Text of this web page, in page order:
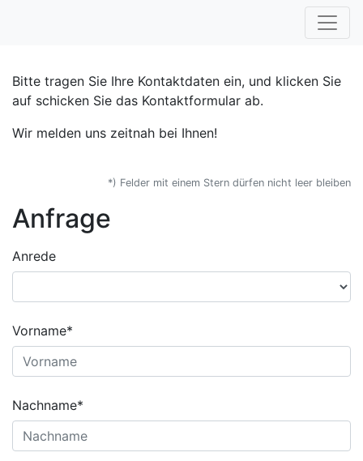
Bitte tragen Sie Ihre Kontaktdaten ein, und klicken Sie
auf schicken Sie das Kontaktformular ab.
Wir melden uns zeitnah bei Ihnen!
*) Felder mit einem Stern dürfen nicht leer bleiben
Anfrage
Anrede
Vorname*
Nachname*